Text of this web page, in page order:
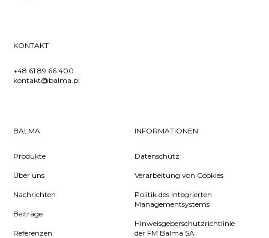
KONTAKT
+48 61 89 66 400
kontakt@balma.pl
BALMA
Produkte
Über uns
Nachrichten
Beiträge
Referenzen
INFORMATIONEN
Datenschutz
Verarbeitung von Cookies
Politik des Integrierten
Managementsystems
Hinweisgeberschutzrichtlinie
der FM Balma SA